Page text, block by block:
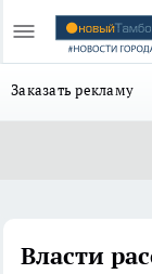
Заказать рекламу
Власти